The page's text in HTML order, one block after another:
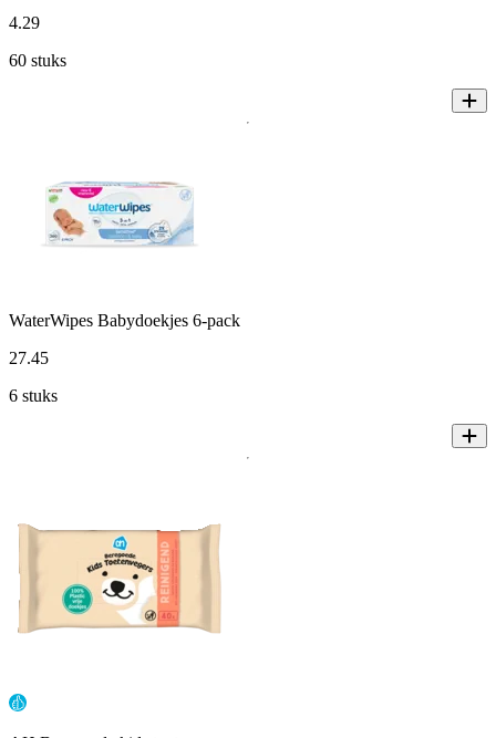
4.29
60 stuks
WaterWipes Babydoekjes 6-pack
27.45
6 stuks